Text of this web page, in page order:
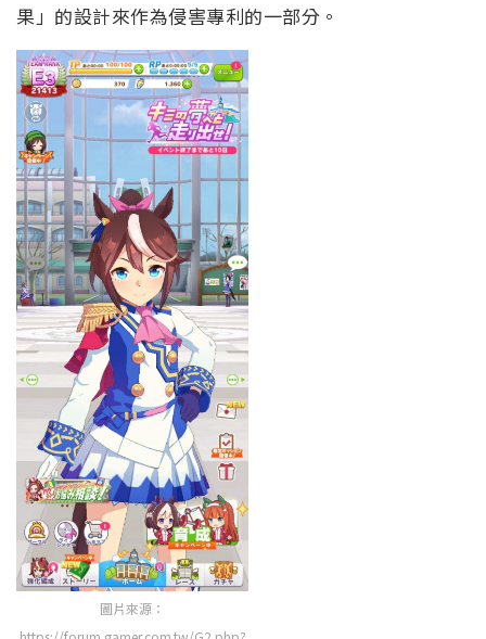
果」的設計來作為侵害專利的一部分。
圖片來源：